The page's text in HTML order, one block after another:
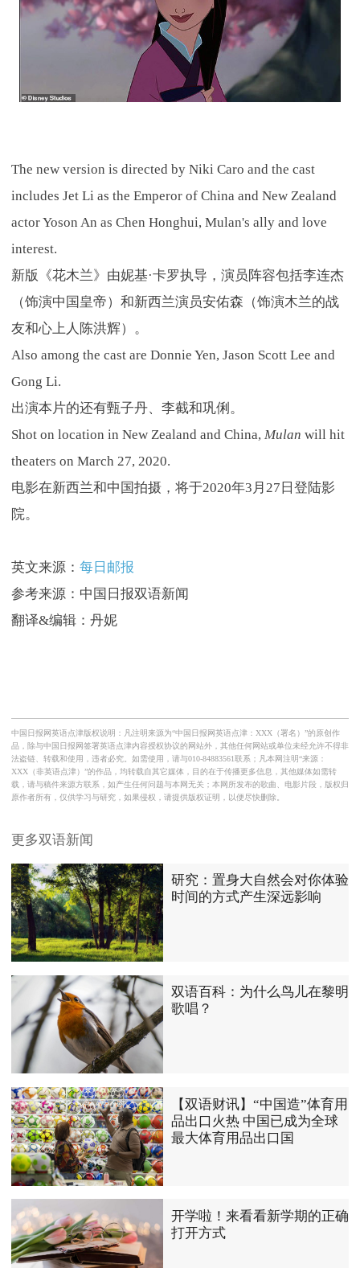
The new version is directed by Niki Caro and the cast
includes Jet Li as the Emperor of China and New Zealand
actor Yoson An as Chen Honghui, Mulan's ally and love
interest.
新版《花木兰》由妮基·卡罗执导，演员阵容包括李连杰
（饰演中国皇帝）和新西兰演员安佑森（饰演木兰的战
友和心上人陈洪辉）。
Also among the cast are Donnie Yen, Jason Scott Lee and
Gong Li.
出演本片的还有甄子丹、李截和巩俐。
Shot on location in New Zealand and China, Mulan will hit
theaters on March 27, 2020.
电影在新西兰和中国拍摄，将于2020年3月27日登陆影
院。
英文来源： 每日邮报
参考来源：中国日报双语新闻
翻译&编辑：丹妮
中国日报网英语点津版权说明：凡注明来源为“中国日报网英语点津：XXX（署名）”的原创作
品，除与中国日报网签署英语点津内容授权协议的网站外，其他任何网站或单位未经允许不得非
法盗链、转载和使用，违者必究。如需使用，请与010-84883561联系；凡本网注明“来源：
XXX（非英语点津）”的作品，均转载自其它媒体，目的在于传播更多信息，其他媒体如需转
载，请与稿件来源方联系，如产生任何问题与本网无关；本网所发布的歌曲、电影片段，版权归
原作者所有，仅供学习与研究，如果侵权，请提供版权证明，以便尽快删除。
更多双语新闻
研究：置身大自然会对你体验
时间的方式产生深远影响
双语百科：为什么鸟儿在黎明
歌唱？
【双语财讯】“中国造”体育用
品出口火热 中国已成为全球
最大体育用品出口国
开学啦！来看看新学期的正确
打开方式